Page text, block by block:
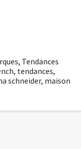
, Tendances
, tendances,
schneider, maison